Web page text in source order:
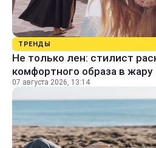
ТРЕНДЫ
Не только лен: стилист
комфортного образа в жару
07 августа 2026, 13:14